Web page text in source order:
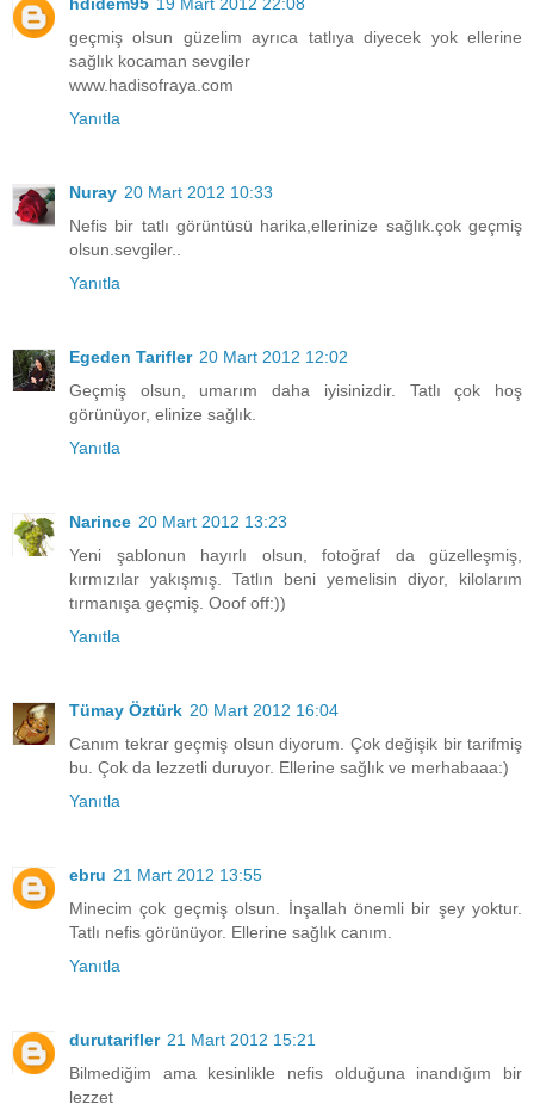
hdidem95 19 Mart 2012 22:08
geçmiş olsun güzelim ayrıca tatlıya diyecek yok ellerine
sağlık kocaman sevgiler
www.hadisofraya.com
Yanıtla
Nuray 20 Mart 2012 10:33
Nefis bir tatlı görüntüsü harika,ellerinize sağlık.çok geçmiş
olsun.sevgiler..
Yanıtla
Egeden Tarifler 20 Mart 2012 12:02
Geçmiş olsun, umarım daha iyisinizdir. Tatlı çok hoş
görünüyor, elinize sağlık.
Yanıtla
Narince 20 Mart 2012 13:23
Yeni şablonun hayırlı olsun, fotoğraf da güzelleşmiş,
kırmızılar yakışmış. Tatlın beni yemelisin diyor, kilolarım
tırmanışa geçmiş. Ooof off:))
Yanıtla
Tümay Öztürk 20 Mart 2012 16:04
Canım tekrar geçmiş olsun diyorum. Çok değişik bir tarifmiş
bu. Çok da lezzetli duruyor. Ellerine sağlık ve merhabaaa:)
Yanıtla
ebru 21 Mart 2012 13:55
Minecim çok geçmiş olsun. İnşallah önemli bir şey yoktur.
Tatlı nefis görünüyor. Ellerine sağlık canım.
Yanıtla
durutarifler 21 Mart 2012 15:21
Bilmediğim ama kesinlikle nefis olduğuna inandığım bir
lezzet